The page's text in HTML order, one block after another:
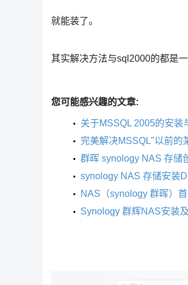
就能装了。
其实解决方法与sql2000的都是一
您可能感兴趣的文章:
关于MSSQL 2005的安装
完美解决MSSQL"以前的
群晖 synology NAS 存储
synology NAS 存储安装
NAS（synology 群晖）
Synology 群辉NAS安装